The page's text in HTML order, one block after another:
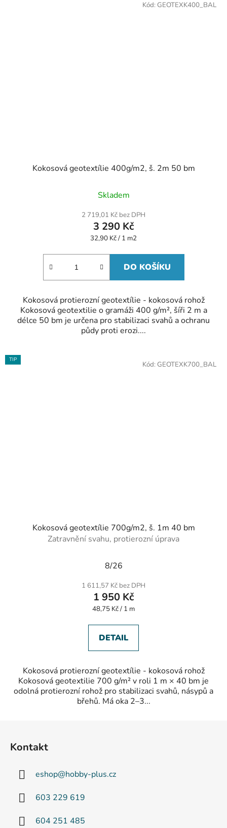
Kokosová geotextílie 400g/m2, š. 2m 50 bm
Skladem
2 719,01 Kč bez DPH
3 290 Kč
Měrná
32,90 Kč / 1 m2
DO KOŠÍKU
Kokosová protierozní geotextílie - kokosová rohož
Kokosová geotextilie o gramáži 400 g/m², šíři 2 m a
délce 50 bm je určena pro stabilizaci svahů a ochranu
půdy proti erozi....
Kód: GEOTEXK400_BAL
TIP
Kokosová geotextílie 700g/m2, š. 1m 40 bm
Zatravnění svahu, protierozní úprava
hodnocení
je
5,0
z
hvězdiček.
8/26
1 611,57 Kč bez DPH
1 950 Kč
Měrná
48,75 Kč / 1 m
DETAIL
Kokosová protierozní geotextílie - kokosová rohož
Kokosová geotextilie 700 g/m² v roli 1 m × 40 bm je
odolná protierozní rohož pro stabilizaci svahů, násypů a
břehů. Má oka 2–3...
Kód: GEOTEXK700_BAL
Kontakt
eshop@hobby-plus.cz
603 229 619
604 251 485